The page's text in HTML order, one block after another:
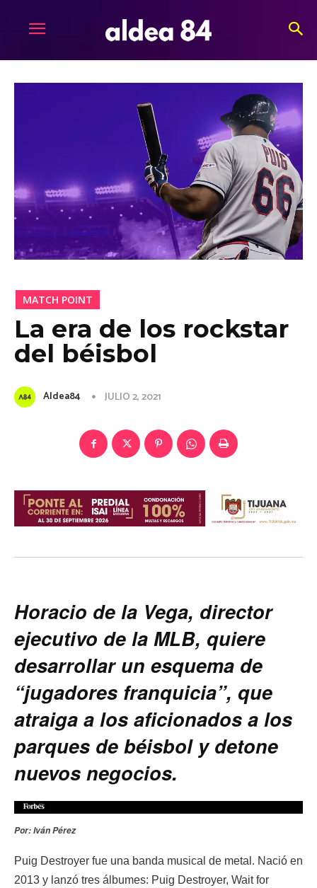
MATCH POINT
La era de los rockstar
del béisbol
Aldea84 JULIO 2, 2021
Horacio de la Vega, director
ejecutivo de la MLB, quiere
desarrollar un esquema de
“jugadores franquicia”, que
atraiga a los aficionados a los
parques de béisbol y detone
nuevos negocios.
Por: Iván Pérez
Puig Destroyer fue una banda musical de metal. Nació en
2013 y lanzó tres álbumes: Puig Destroyer, Wait for